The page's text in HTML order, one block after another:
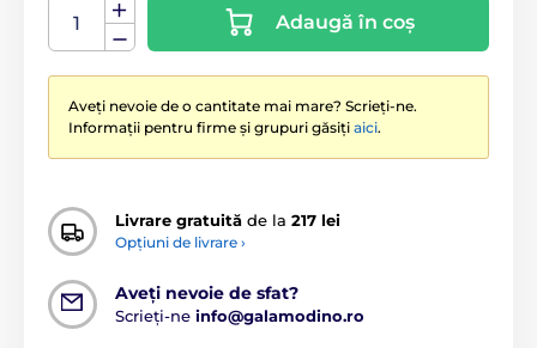
Adaugă în coș
Aveți nevoie de o cantitate mai mare? Scrieți-ne.
Informații pentru firme și grupuri găsiți aici.
Livrare gratuită de la 217 lei
Opțiuni de livrare ›
Aveți nevoie de sfat?
Scrieți-ne info@galamodino.ro